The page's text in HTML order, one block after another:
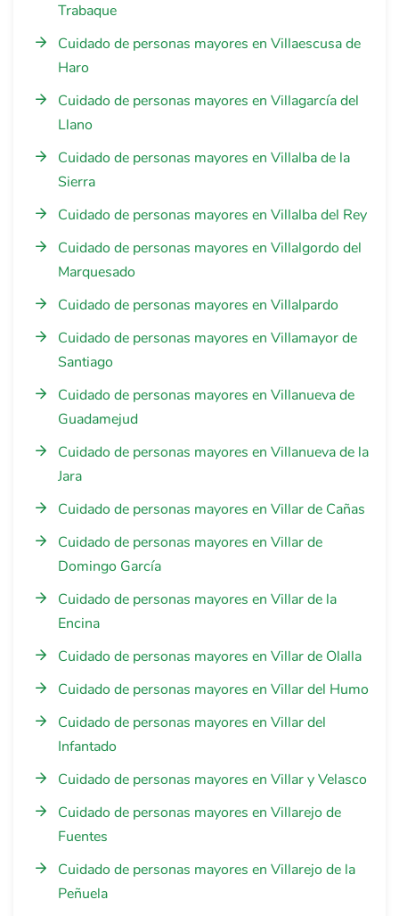
Trabaque
Cuidado de personas mayores en Villaescusa de
Haro
Cuidado de personas mayores en Villagarcía del
Llano
Cuidado de personas mayores en Villalba de la
Sierra
Cuidado de personas mayores en Villalba del Rey
Cuidado de personas mayores en Villalgordo del
Marquesado
Cuidado de personas mayores en Villalpardo
Cuidado de personas mayores en Villamayor de
Santiago
Cuidado de personas mayores en Villanueva de
Guadamejud
Cuidado de personas mayores en Villanueva de la
Jara
Cuidado de personas mayores en Villar de Cañas
Cuidado de personas mayores en Villar de
Domingo García
Cuidado de personas mayores en Villar de la
Encina
Cuidado de personas mayores en Villar de Olalla
Cuidado de personas mayores en Villar del Humo
Cuidado de personas mayores en Villar del
Infantado
Cuidado de personas mayores en Villar y Velasco
Cuidado de personas mayores en Villarejo de
Fuentes
Cuidado de personas mayores en Villarejo de la
Peñuela